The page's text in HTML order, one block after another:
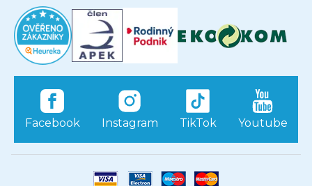
Facebook Instagram TikTok Youtube